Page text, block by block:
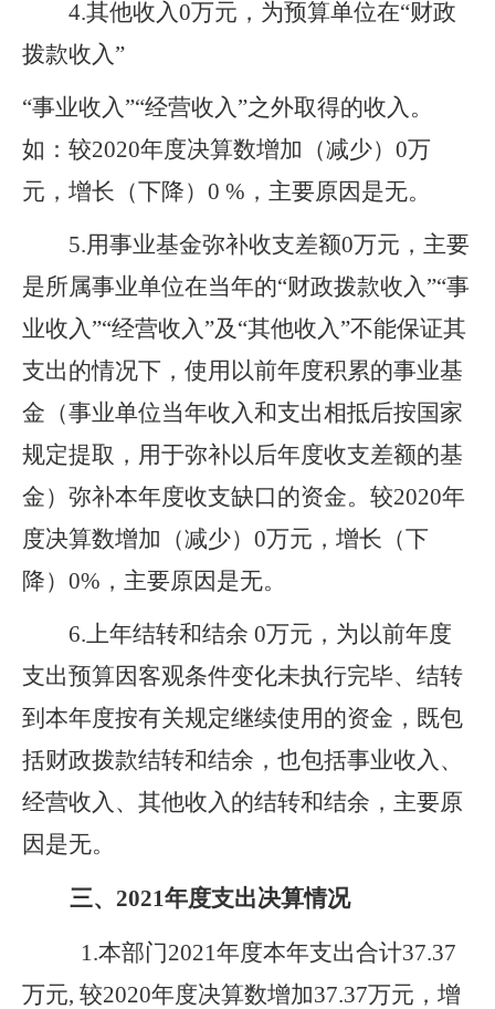
4.其他收入0万元，为预算单位在“财政
拨款收入”
“事业收入”“经营收入”之外取得的收入。
如： 较2020年度决算数增加（减少）0万
元，增长（下降）0 %，主要原因是无。
5.用事业基金弥补收支差额0万元，主要
是所属事业单位在当年的“财政拨款收入”“事
业收入”“经营收入”及 “其他收入”不能保证其
支出的情况下，使用以前年度积累的事业基
金（事业单位当年收入和支出相抵后按国家
规定提取，用于弥补以后年度收支差额的基
金）弥补本年度收支缺口的资金。 较2020年
度决算数增加（减少）0万元，增长（下
降）0%，主要原因是无。
6.上年结转和结余 0万元，为以前年度
支出预算因客观条件变化未执行完毕、结转
到本年度按有关规定继续使用的资金，既包
括财政拨款结转和结余，也包括事业收入、
经营收入、其他收入的结转和结余， 主要原
因是无。
三、 2021年度支出决算情况
1.本部门2021年度本年支出合计37.37
万元, 较2020年度决算数增加37.37万元，增